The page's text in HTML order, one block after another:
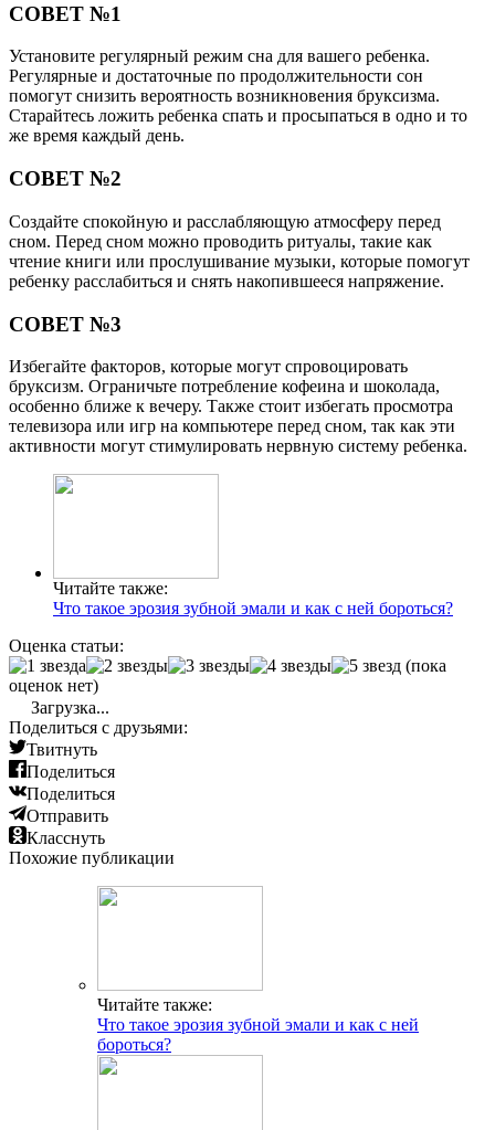
СОВЕТ №1
Установите регулярный режим сна для вашего ребенка.
Регулярные и достаточные по продолжительности сон
помогут снизить вероятность возникновения бруксизма.
Старайтесь ложить ребенка спать и просыпаться в одно и то
же время каждый день.
СОВЕТ №2
Создайте спокойную и расслабляющую атмосферу перед
сном. Перед сном можно проводить ритуалы, такие как
чтение книги или прослушивание музыки, которые помогут
ребенку расслабиться и снять накопившееся напряжение.
СОВЕТ №3
Избегайте факторов, которые могут спровоцировать
бруксизм. Ограничьте потребление кофеина и шоколада,
особенно ближе к вечеру. Также стоит избегать просмотра
телевизора или игр на компьютере перед сном, так как эти
активности могут стимулировать нервную систему ребенка.
Читайте также:
Что такое эрозия зубной эмали и как с ней бороться?
Оценка статьи:
(пока
оценок нет)
Загрузка...
Поделиться с друзьями:
Твитнуть
Поделиться
Поделиться
Отправить
Класснуть
Похожие публикации
Читайте также:
Что такое эрозия зубной эмали и как с ней
бороться?